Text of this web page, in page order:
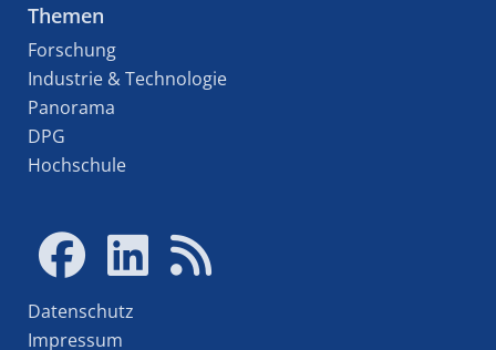
Themen
Forschung
Industrie & Technologie
Panorama
DPG
Hochschule
Datenschutz
Impressum